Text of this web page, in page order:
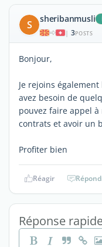
S sheribanmusli
| 3POSTS
Bonjour,
Je rejoins
avez besoin de
pouvez faire appel
contrats et avoir un
Profiter bien
Réagir
Réponse